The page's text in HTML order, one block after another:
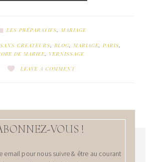
LES PRÉPARATIFS, MARIAGE
CREATEURS, BLOG, MARIAGE, PARIS,
DE MARIEE, VERNISSAGE
LEAVE A COMMENT
VOUS !
email pour nous suivre & être au courant